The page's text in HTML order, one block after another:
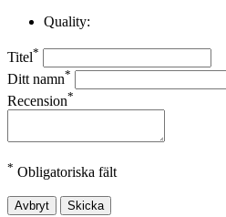
Quality:
Titel*
Ditt namn*
Recension*
* Obligatoriska fält
Avbryt Skicka